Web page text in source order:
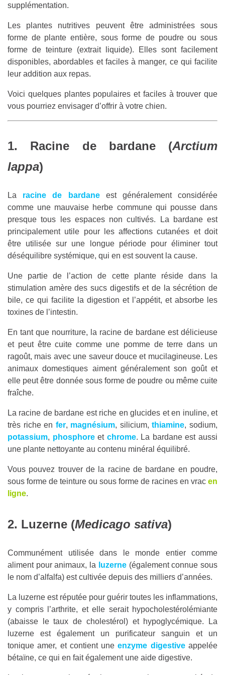
supplémentation.
Les plantes nutritives peuvent être administrées sous
forme de plante entière, sous forme de poudre ou sous
forme de teinture (extrait liquide). Elles sont facilement
disponibles, abordables et faciles à manger, ce qui facilite
leur addition aux repas.
Voici quelques plantes populaires et faciles à trouver que
vous pourriez envisager d’offrir à votre chien.
1. Racine de bardane (Arctium
lappa)
La racine de bardaneest généralement considérée
comme une mauvaise herbe commune qui pousse dans
presque tous les espaces non cultivés. La bardane est
principalement utile pour les affections cutanées et doit
être utilisée sur une longue période pour éliminer tout
déséquilibre systémique, qui en est souvent la cause.
Une partie de l’action de cette plante réside dans la
stimulation amère des sucs digestifs et de la sécrétion de
bile, ce qui facilite la digestion et l’appétit, et absorbe les
toxines de l’intestin.
En tant que nourriture, la racine de bardane est délicieuse
et peut être cuite comme une pomme de terre dans un
ragoût, mais avec une saveur douce et mucilagineuse. Les
animaux domestiques aiment généralement son goût et
elle peut être donnée sous forme de poudre ou même cuite
fraîche.
La racine de bardane est riche en glucides et en inuline, et
très riche en fer, magnésium, silicium,thiamine, sodium,
potassium, phosphoreet chrome. La bardane est aussi
une plante nettoyante au contenu minéral équilibré.
Vous pouvez trouver de la racine de bardane en poudre,
sous forme de teinture ou sous forme de racines en vrac en
ligne.
2. Luzerne (Medicago sativa)
Communément utilisée dans le monde entier comme
aliment pour animaux, la
luzerne(également connue sous
le nom d’alfalfa) est cultivée depuis des milliers d’années.
La luzerne est réputée pour guérir toutes les inflammations,
y compris l’arthrite, et elle serait hypocholestérolémiante
(abaisse le taux de cholestérol) et hypoglycémique. La
luzerne est également un purificateur sanguin et un
tonique amer, et contient uneenzyme digestiveappelée
bétaïne, ce qui en fait également une aide digestive.